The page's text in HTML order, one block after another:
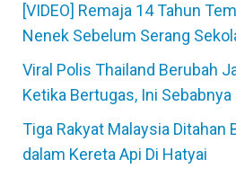
[VIDEO] Remaja 14 Tahun
Nenek Sebelum Serang
Viral Polis Thailand Berubah
Ketika Bertugas, Ini Sebabnya
Tiga Rakyat Malaysia Ditahan
dalam Kereta Api Di Hatyai